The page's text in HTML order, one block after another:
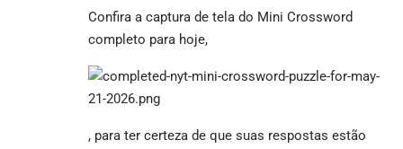
Confira a captura de tela do Mini Crossword
completo para hoje,
, para ter certeza de que suas respostas estão